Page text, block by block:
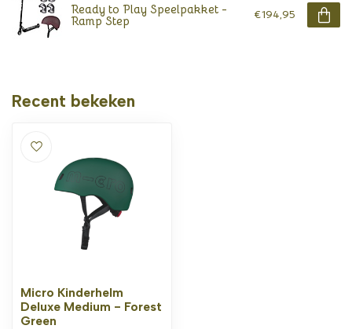
Ready to Play Speelpakket -
Ramp Step €194,95
Recent bekeken
Micro Kinderhelm
Deluxe Medium - Forest
Green